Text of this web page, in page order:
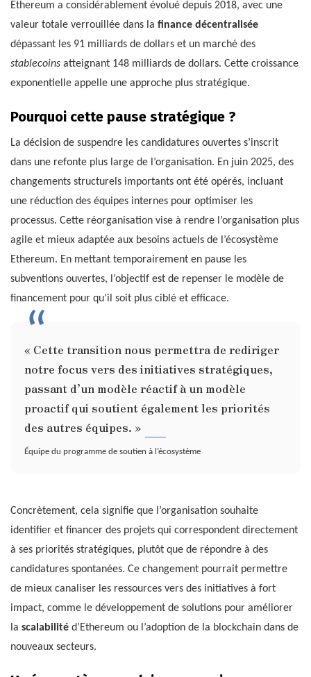
Ethereum a considérablement évolué depuis 2018, avec une
valeur totale verrouillée dans la finance décentralisée
dépassant les 91 milliards de dollars et un marché des
stablecoins atteignant 148 milliards de dollars. Cette croissance
exponentielle appelle une approche plus stratégique.
Pourquoi cette pause stratégique ?
La décision de suspendre les candidatures ouvertes s’inscrit
dans une refonte plus large de l’organisation. En juin 2025, des
changements structurels importants ont été opérés, incluant
une réduction des équipes internes pour optimiser les
processus. Cette réorganisation vise à rendre l’organisation plus
agile et mieux adaptée aux besoins actuels de l’écosystème
Ethereum. En mettant temporairement en pause les
subventions ouvertes, l’objectif est de repenser le modèle de
financement pour qu’il soit plus ciblé et efficace.
« Cette transition nous permettra de rediriger
notre focus vers des initiatives stratégiques,
passant d’un modèle réactif à un modèle
proactif qui soutient également les priorités
des autres équipes. »
Équipe du programme de soutien à l’écosystème
Concrètement, cela signifie que l’organisation souhaite
identifier et financer des projets qui correspondent directement
à ses priorités stratégiques, plutôt que de répondre à des
candidatures spontanées. Ce changement pourrait permettre
de mieux canaliser les ressources vers des initiatives à fort
impact, comme le développement de solutions pour améliorer
la scalabilité d’Ethereum ou l’adoption de la blockchain dans de
nouveaux secteurs.